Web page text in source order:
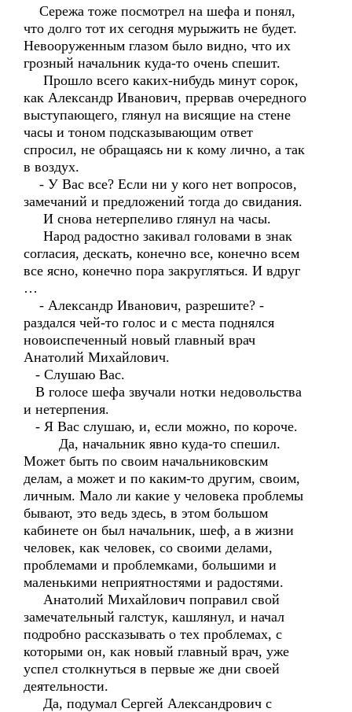
Сережа тоже посмотрел на шефа и понял,
что долго тот их сегодня мурыжить не будет.
Невооруженным глазом было видно, что их
грозный начальник куда-то очень спешит.
Прошло всего каких-нибудь минут сорок,
как Александр Иванович, прервав очередного
выступающего, глянул на висящие на стене
часы и тоном подсказывающим ответ
спросил, не обращаясь ни к кому лично, а так
в воздух.
- У Вас все? Если ни у кого нет вопросов,
замечаний и предложений тогда до свидания.
И снова нетерпеливо глянул на часы.
Народ радостно закивал головами в знак
согласия, дескать, конечно все, конечно всем
все ясно, конечно пора закругляться. И вдруг
…
- Александр Иванович, разрешите? -
раздался чей-то голос и с места поднялся
новоиспеченный новый главный врач
Анатолий Михайлович.
- Слушаю Вас.
В голосе шефа звучали нотки недовольства
и нетерпения.
- Я Вас слушаю, и, если можно, по короче.
Да, начальник явно куда-то спешил.
Может быть по своим начальниковским
делам, а может и по каким-то другим, своим,
личным. Мало ли какие у человека проблемы
бывают, это ведь здесь, в этом большом
кабинете он был начальник, шеф, а в жизни
человек, как человек, со своими делами,
проблемами и проблемками, большими и
маленькими неприятностями и радостями.
Анатолий Михайлович поправил свой
замечательный галстук, кашлянул, и начал
подробно рассказывать о тех проблемах, с
которыми он, как новый главный врач, уже
успел столкнуться в первые же дни своей
деятельности.
Да, подумал Сергей Александрович с